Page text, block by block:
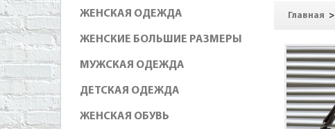
ЖЕНСКАЯ ОДЕЖДА
ЖЕНСКИЕ БОЛЬШИЕ РАЗМЕРЫ
МУЖСКАЯ ОДЕЖДА
ДЕТСКАЯ ОДЕЖДА
ЖЕНСКАЯ ОБУВЬ
Главная >